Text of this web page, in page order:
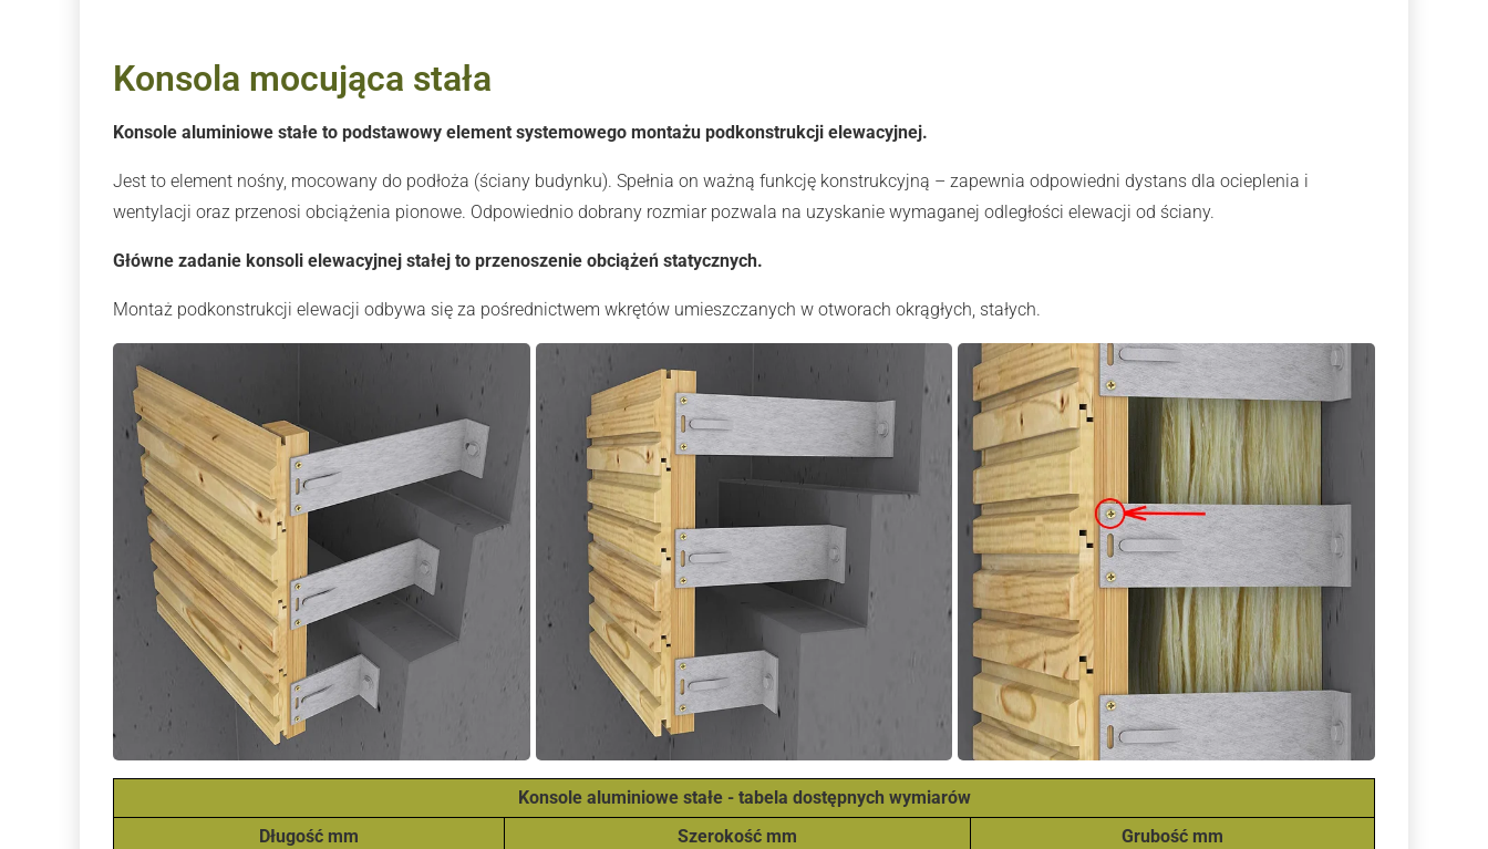
Konsola mocująca stała
Konsole aluminiowe stałe to podstawowy element systemowego montażu podkonstrukcji elewacyjnej.
Jest to element nośny, mocowany do podłoża (ściany budynku). Spełnia on ważną funkcję konstrukcyjną – zapewnia odpowiedni dystans dla ocieplenia i
wentylacji oraz przenosi obciążenia pionowe. Odpowiednio dobrany rozmiar pozwala na uzyskanie wymaganej odległości elewacji od ściany.
Główne zadanie konsoli elewacyjnej stałej to przenoszenie obciążeń statycznych.
Montaż podkonstrukcji elewacji odbywa się za pośrednictwem wkrętów umieszczanych w otworach okrągłych, stałych.
Konsole aluminiowe stałe - tabela dostępnych wymiarów
Długość mm
Szerokość mm
Grubość mm